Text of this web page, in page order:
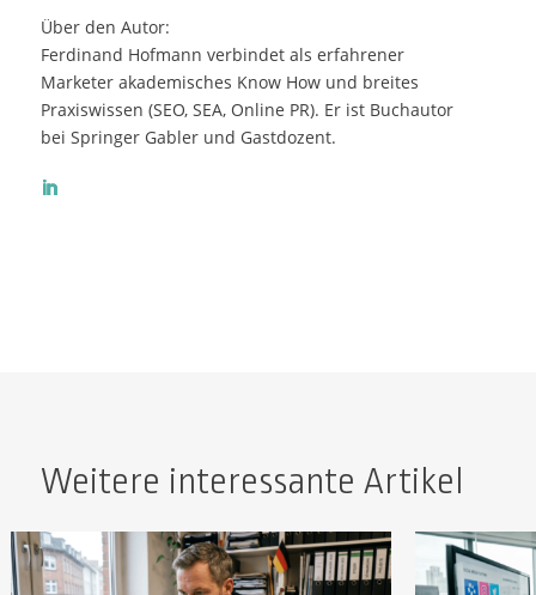
Über den Autor:
Ferdinand Hofmann verbindet als erfahrener
Marketer akademisches Know How und breites
Praxiswissen (SEO, SEA, Online PR). Er ist Buchautor
bei Springer Gabler und Gastdozent.
Weitere interessante Artikel